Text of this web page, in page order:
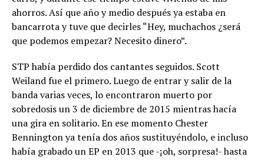
ahorros. Así que año y medio después ya estaba en
bancarrota y tuve que decirles “Hey, muchachos ¿será
que podemos empezar? Necesito dinero”.
STP había perdido dos cantantes seguidos. Scott
Weiland fue el primero. Luego de entrar y salir de la
banda varias veces, lo encontraron muerto por
sobredosis un 3 de diciembre de 2015 mientras hacía
una gira en solitario. En ese momento Chester
Bennington ya tenía dos años sustituyéndolo, e incluso
había grabado un EP en 2013 que -¡oh, sorpresa!- hasta